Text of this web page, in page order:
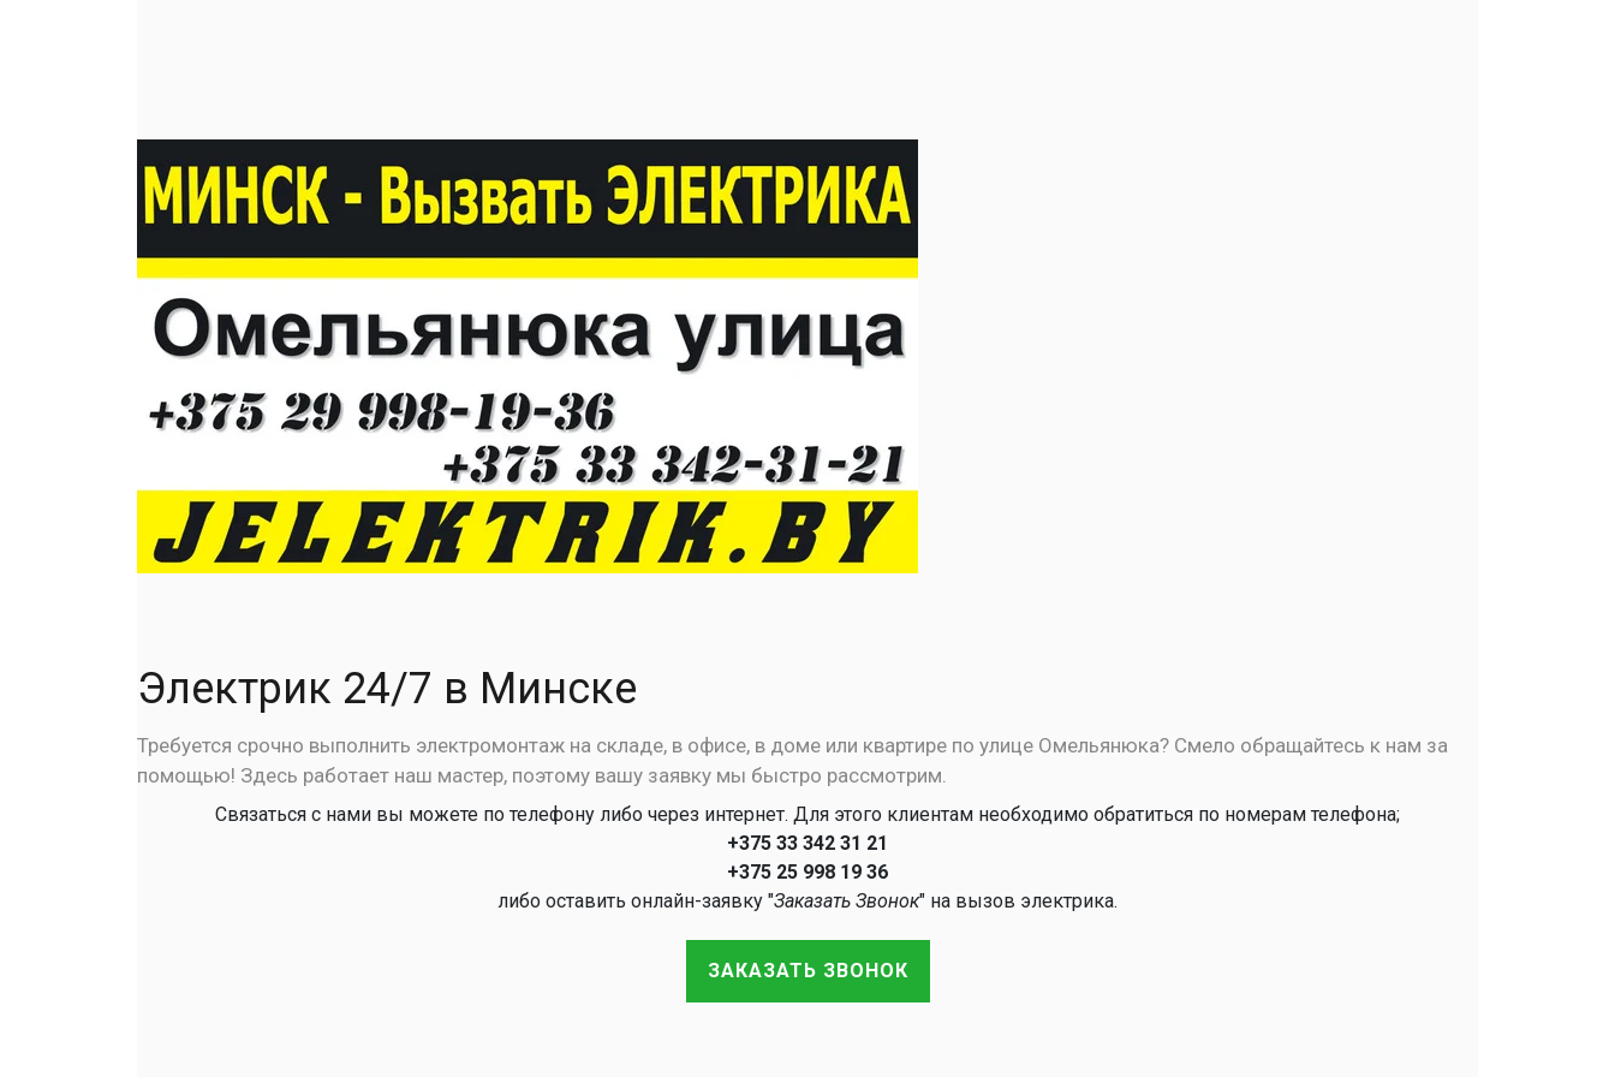
Электрик 24/7 в Минске
Требуется срочно выполнить электромонтаж на складе, в офисе, в доме или квартире по улице Омельянюка? Смело обращайтесь к нам за
помощью! Здесь работает наш мастер, поэтому вашу заявку мы быстро рассмотрим.
Связаться с нами вы можете по телефону либо через интернет. Для этого клиентам необходимо обратиться по номерам телефона;
+375 33 342 31 21
+375 25 998 19 36
либо оставить онлайн-заявку "Заказать Звонок" на вызов электрика.
ЗАКАЗАТЬ ЗВОНОК